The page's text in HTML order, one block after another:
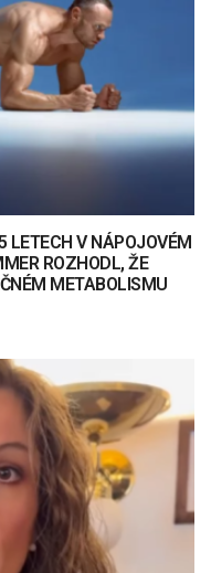
LETECH V NÁPOJOVÉM
ROZHODL, ŽE
METABOLISMU